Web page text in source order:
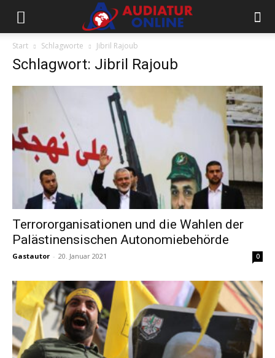
Start Schlagworte Jibril Rajoub
Schlagwort: Jibril Rajoub
Terrororganisationen und die Wahlen der
Palästinensischen Autonomiebehörde
Gastautor - 20. Januar 2021 0